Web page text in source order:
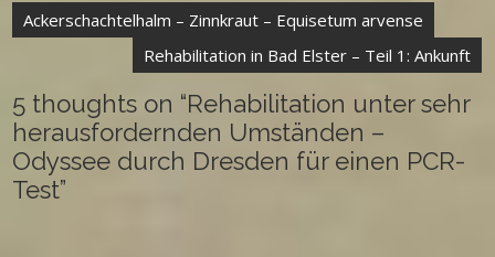
Beitragsnavigation
Ackerschachtelhalm – Zinnkraut – Equisetum arvense
Rehabilitation in Bad Elster – Teil 1: Ankunft
5 thoughts on “Rehabilitation unter sehr
herausfordernden Umständen –
Odyssee durch Dresden für einen PCR-
Test”